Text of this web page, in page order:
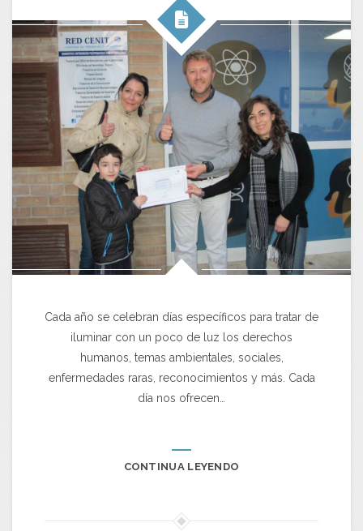
Cada año se celebran días específicos para tratar de
iluminar con un poco de luz los derechos
humanos, temas ambientales, sociales,
enfermedades raras, reconocimientos y más. Cada
día nos ofrecen…
CONTINUA LEYENDO